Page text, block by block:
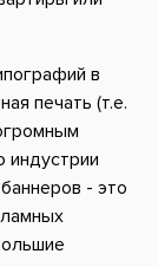
в
печать (т.е.
индустрии
- это